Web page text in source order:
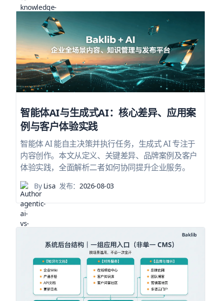
智能体AI与生成式AI：核心差异、应用案
例与客户体验实践
智能体 AI 能自主决策并执行任务，生成式 AI 专注于
内容创作。本文从定义、关键差异、品牌案例及客户
体验实践，全面解析二者如何协同提升企业服务。
ByLisa 发布： 2026-08-03